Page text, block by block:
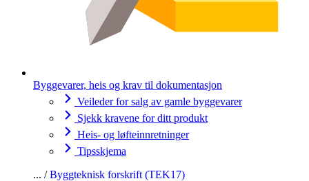
Byggevarer, heis og krav til dokumentasjon
Veileder for salg av gamle byggevarer
Sjekk kravene for ditt produkt
Heis- og løfteinnretninger
Tipsskjema
Byggteknisk forskrift (TEK17)